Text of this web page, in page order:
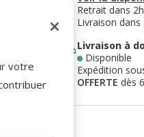
Retrait dans 2h
Livraison
Livraison à
Disponible
Expédition
OFFERTEdès
votre